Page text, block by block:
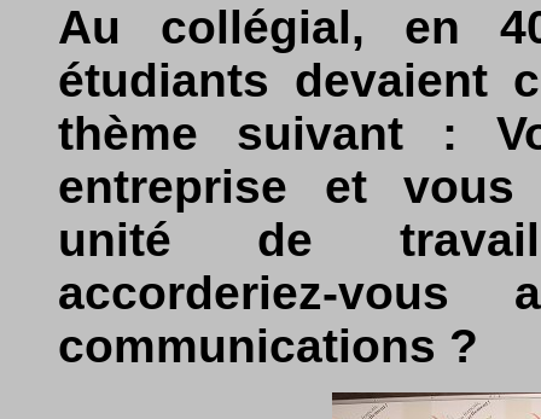
Au collégial, en
étudiants devaient
thème suivant :
entreprise et vous
unité de
accorderiez-
communications ?